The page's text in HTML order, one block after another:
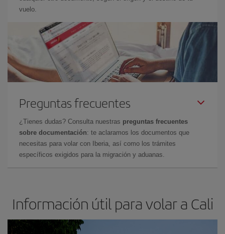
vuelo.
Preguntas frecuentes
¿Tienes dudas? Consulta nuestras preguntas frecuentes
sobre documentación: te aclaramos los documentos que
necesitas para volar con Iberia, así como los trámites
específicos exigidos para la migración y aduanas.
Información útil para volar a Cali